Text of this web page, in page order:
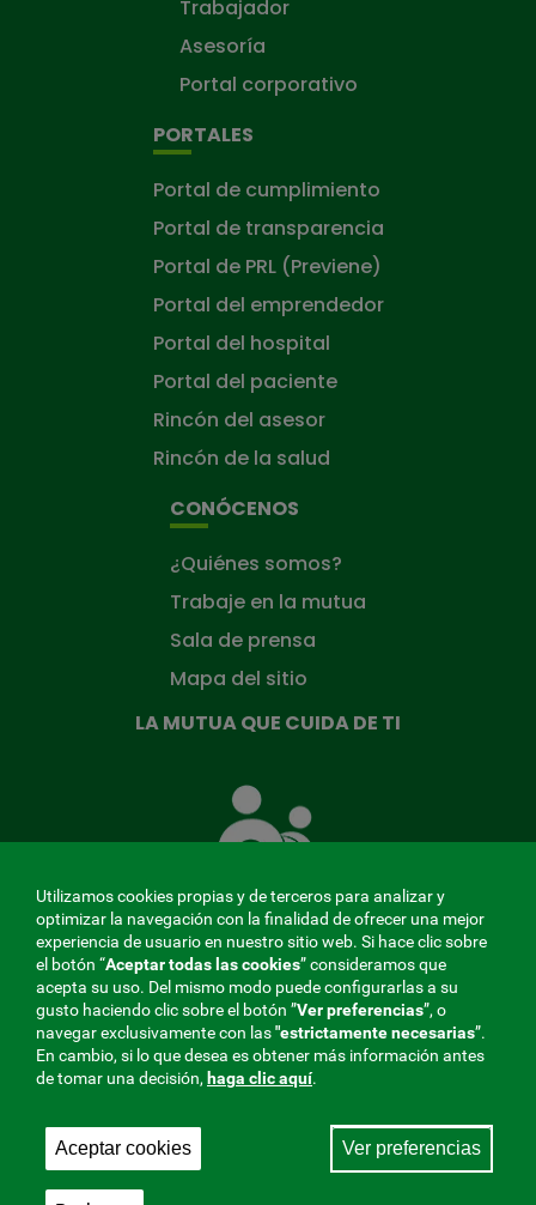
Trabajador
Asesoría
Portal corporativo
PORTALES
Portal de cumplimiento
Portal de transparencia
Portal de PRL (Previene)
Portal del emprendedor
Portal del hospital
Portal del paciente
Rincón del asesor
Rincón de la salud
CONÓCENOS
¿Quiénes somos?
Trabaje en la mutua
Sala de prensa
Mapa del sitio
LA MUTUA QUE CUIDA DE TI
Mutua
que
ti
MENÚ
REDES
SOCIALES
V20
Aviso legal|Privacidad
Mutua Colaboradora con la Seguridad Social, 275.
Utilizamos cookies propias y de terceros para analizar y
optimizar la navegación con la finalidad de ofrecer una mejor
experiencia de usuario en nuestro sitio web. Si hace clic sobre
el botón “Aceptar todas las cookies” consideramos que
acepta su uso. Del mismo modo puede configurarlas a su
gusto haciendo clic sobre el botón ”Ver preferencias”, o
navegar exclusivamente con las"estrictamentenecesarias”.
En cambio, si lo que desea es obtener más información antes
de tomar una decisión, haga clic aquí.
Aceptar cookies Ver preferencias